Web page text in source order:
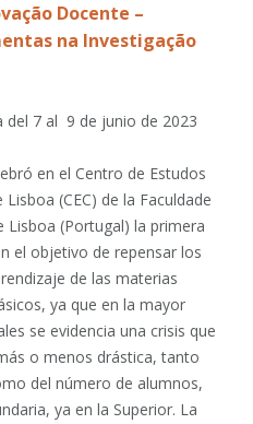
Docente –
na Investigação
del 7 al 9 de junio de 2023
en el Centro de Estudos
(CEC) de la Faculdade
Lisboa (Portugal) la primera
el objetivo de repensar los
de las materias
ya que en la mayor
se evidencia una crisis que
o menos drástica, tanto
del número de alumnos,
ya en la Superior. La